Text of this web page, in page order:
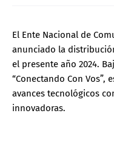
El Ente Nacional de
anunciado la
el presente año 2024.
“Conectando Con Vos”,
avances tecnológicos
innovadoras.